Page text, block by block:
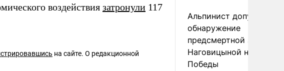
воздействия затронули 117
на сайте. О редакционной
Альпинист допустил
обнаружение
предсмертной записки
Наговицыной на пике
Победы